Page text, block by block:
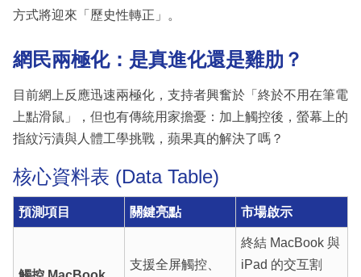
方式將迎來「歷史性轉正」。
網民兩極化：是真進化還是雞肋？
目前網上反應迅速兩極化，支持者興奮於「終於不用在筆電
上點滑鼠」，但也有傳統用家擔憂：加上觸控後，螢幕上的
指紋污漬與人體工學挑戰，蘋果真的解決了嗎？
核心資料表 (Data Table)
預測項目 關鍵亮點 市場啟示
支援全屏觸控、
終結 MacBook 與
iPad 的交互割